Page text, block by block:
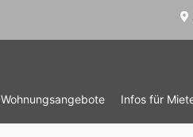
Wohnungsangebote Infos für